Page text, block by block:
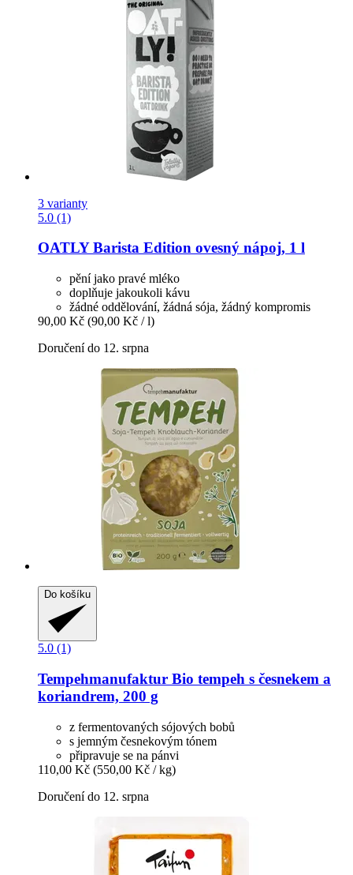
3 varianty
5.0 (1)
OATLYBarista Edition ovesný nápoj, 1 l
pění jako pravé mléko
doplňuje jakoukoli kávu
žádné oddělování, žádná sója, žádný kompromis
90,00 Kč (90,00 Kč / l)
Doručení do 12. srpna
Do košíku
5.0 (1)
Tempehmanufaktur Bio tempeh s česnekem a
koriandrem, 200 g
z fermentovaných sójových bobů
s jemným česnekovým tónem
připravuje se na pánvi
110,00 Kč (550,00 Kč / kg)
Doručení do 12. srpna